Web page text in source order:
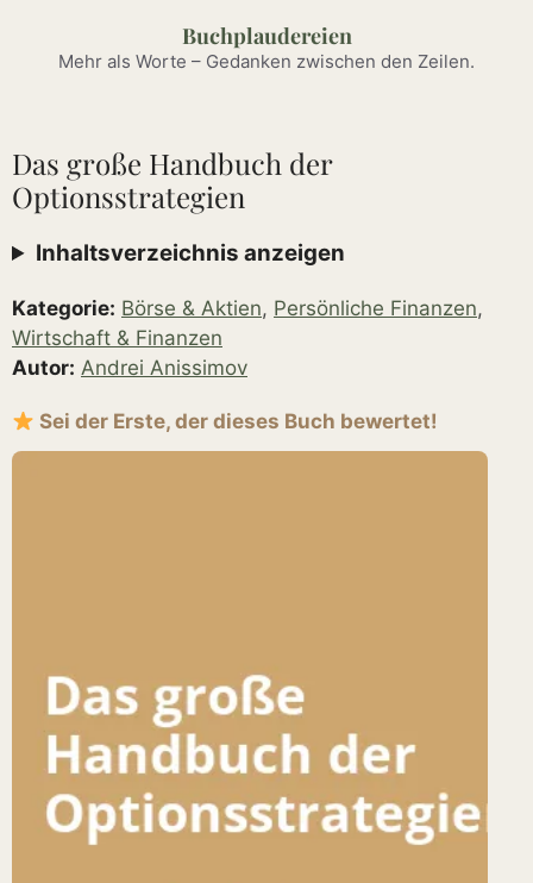
springen
Buchplaudereien
Mehr als Worte – Gedanken zwischen den Zeilen.
Das große Handbuch der
Optionsstrategien
Inhaltsverzeichnis anzeigen
Kategorie: Börse & Aktien, Persönliche Finanzen,
Wirtschaft & Finanzen
Autor: Andrei Anissimov
Sei der Erste, der dieses Buch bewertet!